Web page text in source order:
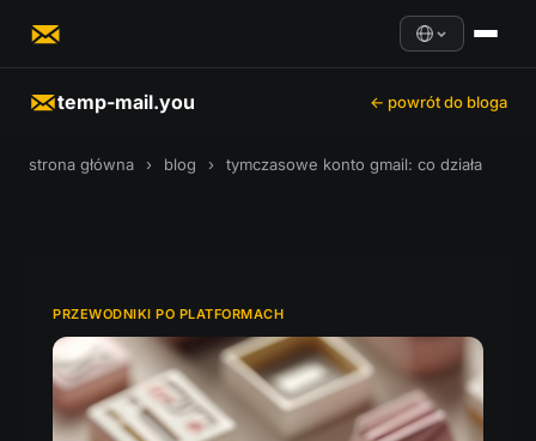
temp-mail.you ← powrót do bloga
strona główna › blog › tymczasowe konto gmail: co działa
PRZEWODNIKI PO PLATFORMACH